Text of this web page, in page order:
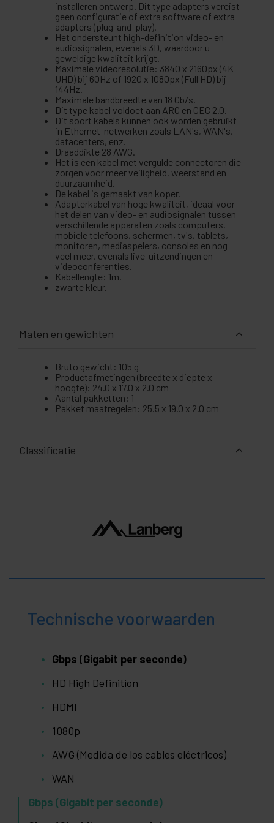
installeren ontwerp. Dit type adapters vereist
geen configuratie of extra software of extra
adapters (plug-and-play).
Het ondersteunt high-definition video- en
audiosignalen, evenals 3D, waardoor u
geweldige kwaliteit krijgt.
Maximale videoresolutie: 3840 x 2160px (4K
UHD) bij 60Hz of 1920 x 1080px (Full HD) bij
144Hz.
Maximale bandbreedte van 18 Gb/s.
Dit type kabel voldoet aan ARC en CEC 2.0.
Dit soort kabels kunnen ook worden gebruikt
in Ethernet-netwerken zoals LAN's, WAN's,
datacenters, enz.
Draaddikte 28 AWG.
Het is een kabel met vergulde connectoren die
zorgen voor meer veiligheid, weerstand en
duurzaamheid.
De kabel is gemaakt van koper.
Adapterkabel van hoge kwaliteit, ideaal voor
het delen van video- en audiosignalen tussen
verschillende apparaten zoals computers,
mobiele telefoons, schermen, tv's, tablets,
monitoren, mediaspelers, consoles en nog
veel meer, evenals live-uitzendingen en
videoconferenties.
Kabellengte: 1m.
zwarte kleur.
Maten en gewichten
Bruto gewicht: 105 g
Productafmetingen (breedte x diepte x
hoogte): 24.0 x 17.0 x 2.0 cm
Aantal pakketten: 1
Pakket maatregelen: 25.5 x 19.0 x 2.0 cm
Classificatie
Technische voorwaarden
Gbps (Gigabit per seconde)
HD High Definition
HDMI
1080p
AWG (Medida de los cables eléctricos)
WAN
Gbps (Gigabit per seconde)